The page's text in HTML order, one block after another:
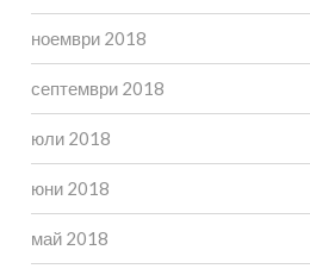
ноември 2018
септември 2018
юли 2018
юни 2018
май 2018